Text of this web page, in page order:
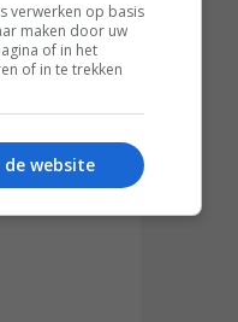
verwerken op basis
maken door uw
of in het
of in te trekken
de website